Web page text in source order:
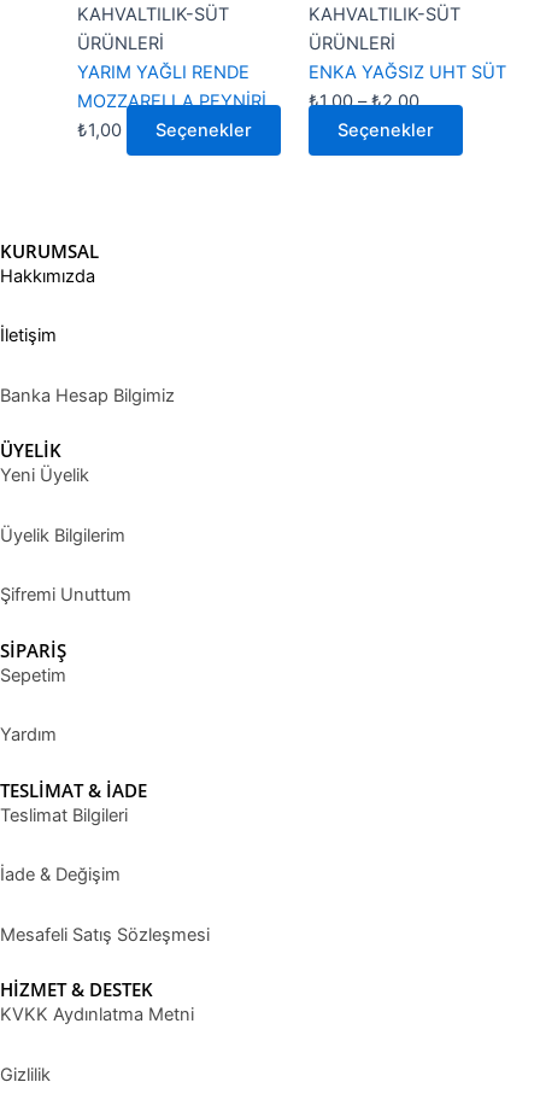
KAHVALTILIK-SÜT
ÜRÜNLERİ
YARIM YAĞLI RENDE
MOZZARELLA PEYNİRİ
₺1,00 Seçenekler
birden
fazla
varyasyonu
var.
Seçenekler
ürün
KAHVALTILIK-SÜT
ÜRÜNLERİ
ENKA YAĞSIZ UHT SÜT
₺1,00 –₺2,00
₺1,00
₺2,00
Seçenekler
var.
ürün
KURUMSAL
Hakkımızda
İletişim
Banka Hesap Bilgimiz
ÜYELİK
Yeni Üyelik
Üyelik Bilgilerim
Şifremi Unuttum
SİPARİŞ
Sepetim
Yardım
TESLİMAT & İADE
Teslimat Bilgileri
İade & Değişim
Mesafeli Satış Sözleşmesi
HİZMET & DESTEK
KVKK Aydınlatma Metni
Gizlilik